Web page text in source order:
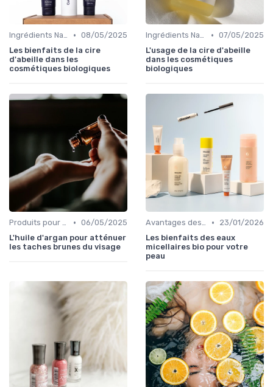
Ingrédients Naturels et Leurs Propriétés • 08/05/2025
Les bienfaits de la cire
d'abeille dans les
cosmétiques biologiques
Ingrédients Naturels et Leurs Propriétés • 07/05/2025
L'usage de la cire d'abeille
dans les cosmétiques
biologiques
Produits pour Types de Peau • 06/05/2025
L'huile d'argan pour atténuer
les taches brunes du visage
Avantages des Cosmétiques Bio •
23/01/2026
Les bienfaits des eaux
micellaires bio pour votre
peau